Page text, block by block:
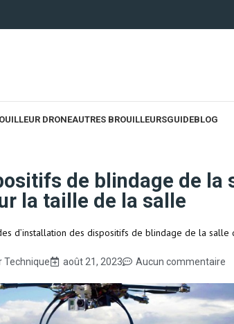
DRONEAUTRES BROUILLEURSGUIDEBLOG
de blindage de la
la taille de la salle
d’installation des dispositifs de blindage de la
Technique août 21, 2023 Aucun commentaire